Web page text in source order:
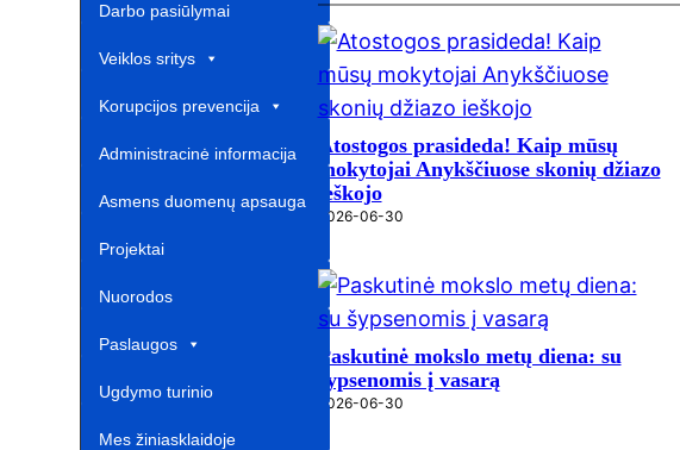
Darbo pasiūlymai
Veiklos sritys
Korupcijos prevencija
Administracinė informacija
Asmens duomenų apsauga
Projektai‎
Nuorodos ‎ ‎ ‎ ‎ ‎ ‎ ‎ ‎ ‎ ‎ ‎‎
Paslaugos
Ugdymo turinio
atnaujinimas‎
Mes žiniasklaidoje‎
Atostogos prasideda! Kaip mūsų
mokytojai Anykščiuose skonių džiazo
ieškojo
2026-06-30
Paskutinė mokslo metų diena: su
šypsenomis į vasarą
2026-06-30